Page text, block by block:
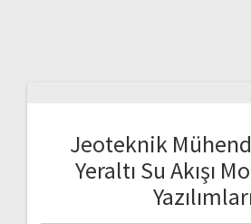
Jeoteknik
Yeraltı Su Akışı